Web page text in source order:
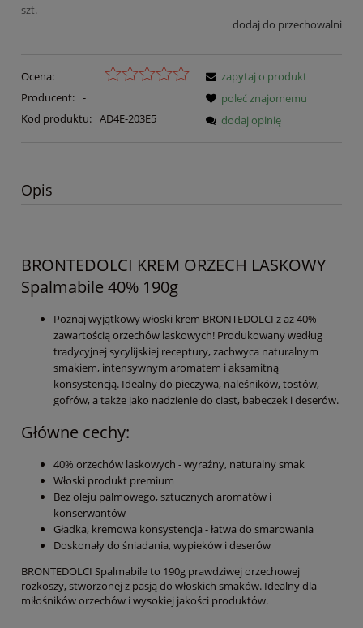
szt.
dodaj do przechowalni
Ocena:
Producent: -
Kod produktu: AD4E-203E5
zapytaj o produkt
poleć znajomemu
dodaj opinię
Opis
BRONTEDOLCI KREM ORZECH LASKOWY
Spalmabile 40% 190g
Poznaj wyjątkowy włoski krem BRONTEDOLCI z aż 40%
zawartością orzechów laskowych! Produkowany według
tradycyjnej sycylijskiej receptury, zachwyca naturalnym
smakiem, intensywnym aromatem i aksamitną
konsystencją. Idealny do pieczywa, naleśników, tostów,
gofrów, a także jako nadzienie do ciast, babeczek i deserów.
Główne cechy:
40% orzechów laskowych - wyraźny, naturalny smak
Włoski produkt premium
Bez oleju palmowego, sztucznych aromatów i
konserwantów
Gładka, kremowa konsystencja - łatwa do smarowania
Doskonały do śniadania, wypieków i deserów
BRONTEDOLCI Spalmabile to 190g prawdziwej orzechowej
rozkoszy, stworzonej z pasją do włoskich smaków. Idealny dla
miłośników orzechów i wysokiej jakości produktów.